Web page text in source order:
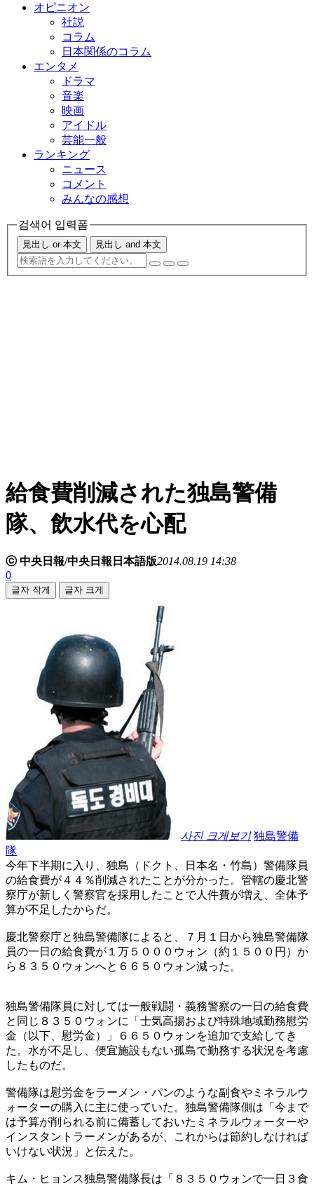
オピニオン
社説
コラム
日本関係のコラム
エンタメ
ドラマ
音楽
映画
アイドル
芸能一般
ランキング
ニュース
コメント
みんなの感想
검색어 입력폼
見出し or 本文 見出し and 本文
給食費削減された独島警備
隊、飲水代を心配
ⓒ 中央日報/中央日報日本語版2014.08.19 14:38
0
글자 작게 글자 크게
사진 크게보기 独島警備
隊
今年下半期に入り、独島（ドクト、日本名・竹島）警備隊員
の給食費が４４％削減されたことが分かった。管轄の慶北警
察庁が新しく警察官を採用したことで人件費が増え、全体予
算が不足したからだ。
慶北警察庁と独島警備隊によると、７月１日から独島警備隊
員の一日の給食費が１万５０００ウォン（約１５００円）か
ら８３５０ウォンへと６６５０ウォン減った。
独島警備隊員に対しては一般戦闘・義務警察の一日の給食費
と同じ８３５０ウォンに「士気高揚および特殊地域勤務慰労
金（以下、慰労金）」６６５０ウォンを追加で支給してき
た。水が不足し、便宜施設もない孤島で勤務する状況を考慮
したものだ。
警備隊は慰労金をラーメン・パンのような副食やミネラルウ
ォーターの購入に主に使っていた。独島警備隊側は「今まで
は予算が削られる前に備蓄しておいたミネラルウォーターや
インスタントラーメンがあるが、これからは節約しなければ
いけない状況」と伝えた。
キム・ヒョンス独島警備隊長は「８３５０ウォンで一日３食